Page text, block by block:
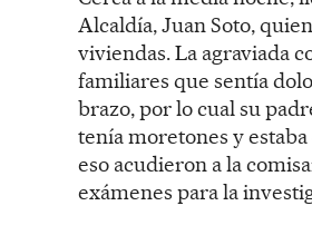
Alcaldía, Juan Soto,
viviendas. La agraviada
familiares que sentía
brazo, por lo cual su
tenía moretones y
eso acudieron a la
exámenes para la